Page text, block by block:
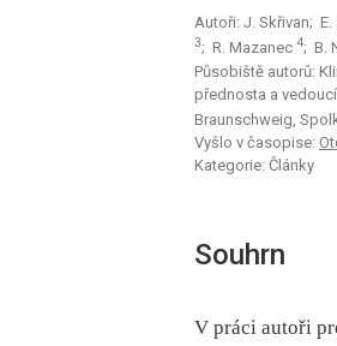
Autoři: J. Skřivan;
3; R. Mazanec 4; B.
Působiště autorů:
přednosta a
Braunschweig,
Vyšlo v časopise:
Kategorie: Články
Souhrn
V práci autoři